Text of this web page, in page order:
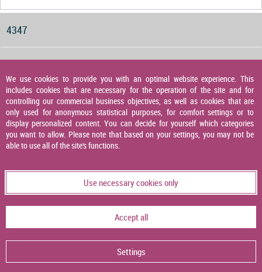
4347
Druckwächter für Gas, Luft und Abgas
4348
Druckaufnehmer
4349
Temperaturaufnehmer
4356
We use cookies to provide you with an optimal website experience. This
includes cookies that are necessary for the operation of the site and for
controlling our commercial business objectives, as well as cookies that are
only used for anonymous statistical purposes, for comfort settings or to
display personalized content. You can decide for yourself which categories
you want to allow. Please note that based on your settings, you may not be
able to use all of the site's functions.
Use necessary cookies only
Accept all
Settings